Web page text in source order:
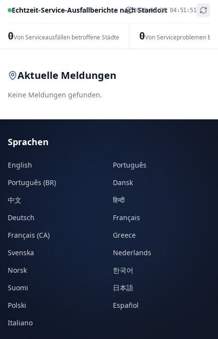
Echtzeit-Service-Ausfallberichte nach Standort
2026-08-08 04:51:51
0Von Serviceausfällen betroffene Städte 0Von Serviceproblemen
+
Aktuelle Meldungen
Keine Meldungen gefunden.
Sprachen
English
Português
Português (BR)
Dansk
中文
हिन्दी
Deutsch
Français
Français (CA)
Greece
Svenska
Nederlands
Norsk
한국어
Suomi
日本語
Polski
Español
Italiano